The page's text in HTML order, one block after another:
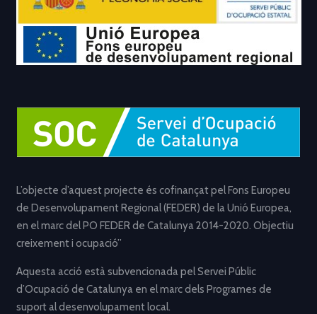
L’objecte d’aquest projecte és cofinançat pel Fons Europeu
de Desenvolupament Regional (FEDER) de la Unió Europea,
en el marc del PO FEDER de Catalunya 2014-2020. Objectiu
creixement i ocupació”
Aquesta acció està subvencionada pel Servei Públic
d’Ocupació de Catalunya en el marc dels Programes de
suport al desenvolupament local.